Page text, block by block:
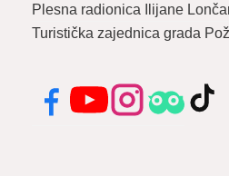
Plesna radionica Ilijane
Turistička zajednica grada
FacebookYouTubeInstagramTripadvisor